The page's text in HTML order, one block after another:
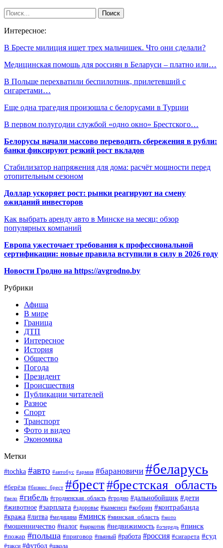
Интересное:
В Бресте милиция ищет трех мальчишек. Что они сделали?
Медицинская помощь для россиян в Беларуси – платно или…
В Польше перехватили беспилотник, прилетевший с
сигаретами…
Еще одна трагедия произошла с белорусами в Турции
В первом полугодии службой «одно окно» Брестского…
Белорусы начали массово переводить сбережения в рубли:
банки фиксируют резкий рост вкладов
Стабилизатор напряжения для дома: расчёт мощности перед
отопительным сезоном
Доллар ускоряет рост: рынки реагируют на смену
ожиданий инвесторов
Как выбрать аренду авто в Минске на месяц: обзор
популярных компаний
Европа ужесточает требования к профессиональной
сертификации: новые правила вступили в силу в 2026 году
Новости Гродно на https://avgrodno.by
Рубрики
Афиша
В мире
Граница
ДТП
Интересное
История
Общество
Погода
Президент
Происшествия
Публикации читателей
Разное
Спорт
Транспорт
Фото и видео
Экономика
Метки
#tochka #авто #автобус #армия #барановичи #беларусь
#берёза #бизнес_брест #брест#брестская_область
#вело #гибель #гродненская_область #гродно #дальнобойщик #дети
#животное #зарплата #здоровье #каменец #кобрин #контрабанда
#кража #литва #медицина #минск #минская_область #мото
#мошенничество #налог #наркотик #недвижимость #очередь #пинск
#пожар #польша #приговор #пьяный #работа #россия #сигарета #суд
#такси #футбол #школа